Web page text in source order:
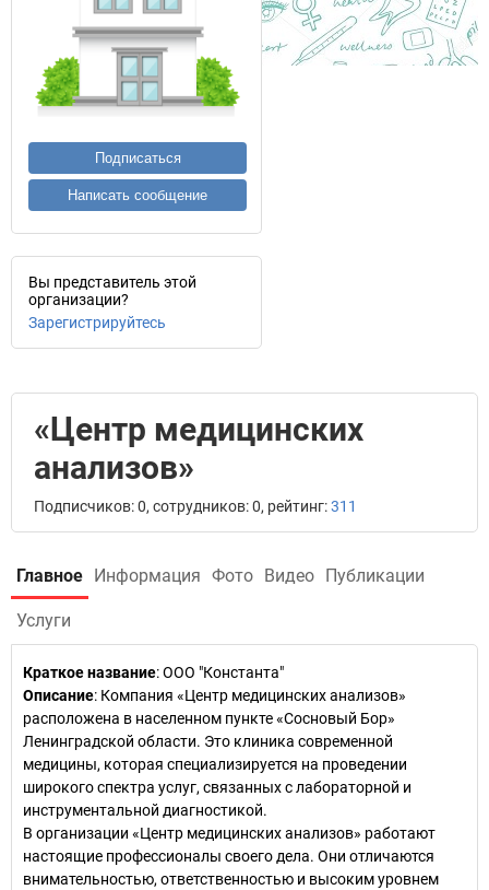
Подписаться
Написать сообщение
Вы представитель этой
организации?
Зарегистрируйтесь
«Центр медицинских
анализов»
Подписчиков: 0, сотрудников: 0, рейтинг:311
Главное Информация Фото Видео Публикации
Услуги
Краткое название:ООО "Константа"
Описание: Компания «Центр медицинских анализов»
расположена в населенном пункте «Сосновый Бор»
Ленинградской области. Это клиника современной
медицины, которая специализируется на проведении
широкого спектра услуг, связанных с лабораторной и
инструментальной диагностикой.
В организации «Центр медицинских анализов» работают
настоящие профессионалы своего дела. Они отличаются
внимательностью, ответственностью и высоким уровнем